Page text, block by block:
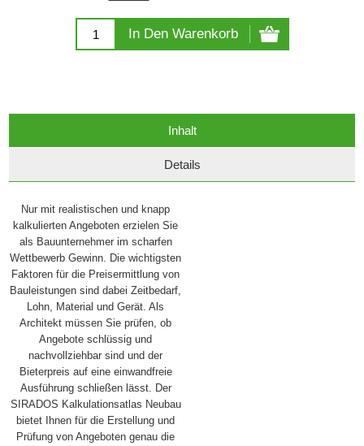
In Den Warenkorb
Inhalt
Details
Nur mit realistischen und knapp
kalkulierten Angeboten erzielen Sie
als Bauunternehmer im scharfen
Wettbewerb Gewinn. Die wichtigsten
Faktoren für die Preisermittlung von
Bauleistungen sind dabei Zeitbedarf,
Lohn, Material und Gerät. Als
Architekt müssen Sie prüfen, ob
Angebote schlüssig und
nachvollziehbar sind und der
Bieterpreis auf eine einwandfreie
Ausführung schließen lässt. Der
SIRADOS Kalkulationsatlas Neubau
bietet Ihnen für die Erstellung und
Prüfung von Angeboten genau die